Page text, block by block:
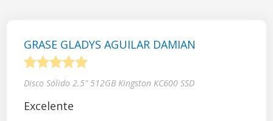
GRASE GLADYS AGUILAR DAMIAN
Disco Sólido 2.5" 512GB Kingston KC600 SSD
Excelente